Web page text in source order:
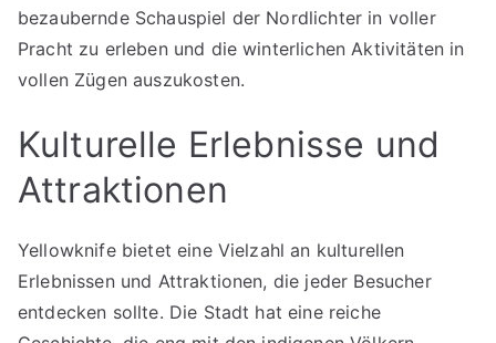
bezaubernde Schauspiel der Nordlichter in voller
Pracht zu erleben und die winterlichen Aktivitäten in
vollen Zügen auszukosten.
Kulturelle Erlebnisse und
Attraktionen
Yellowknife bietet eine Vielzahl an kulturellen
Erlebnissen und Attraktionen, die jeder Besucher
entdecken sollte. Die Stadt hat eine reiche